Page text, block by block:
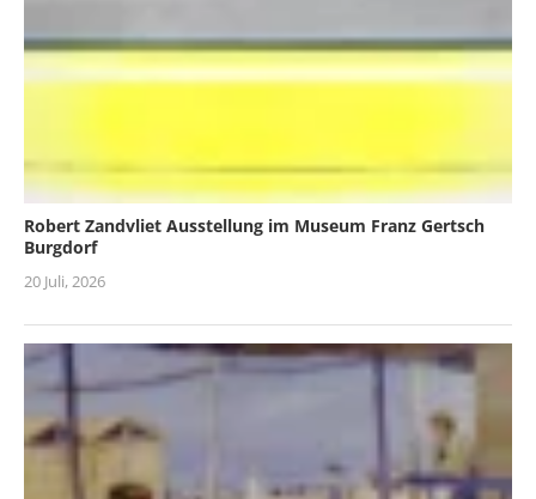
Robert Zandvliet Ausstellung im Museum Franz Gertsch
Burgdorf
20 Juli, 2026